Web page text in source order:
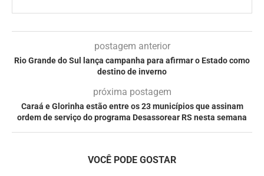
postagem anterior
Rio Grande do Sul lança campanha para afirmar o Estado como
destino de inverno
próxima postagem
Caraá e Glorinha estão entre os 23 municípios que assinam
ordem de serviço do programa Desassorear RS nesta semana
VOCÊ PODE GOSTAR